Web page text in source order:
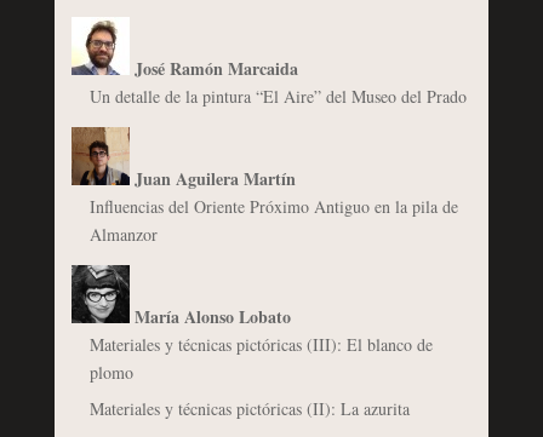
José Ramón Marcaida
Un detalle de la pintura “El Aire” del Museo del Prado
Juan Aguilera Martín
Influencias del Oriente Próximo Antiguo en la pila de
Almanzor
María Alonso Lobato
Materiales y técnicas pictóricas (III): El blanco de
plomo
Materiales y técnicas pictóricas (II): La azurita